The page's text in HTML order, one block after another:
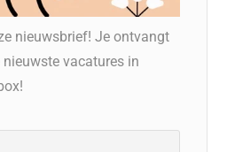
nieuwsbrief! Je ontvangt
vacatures in